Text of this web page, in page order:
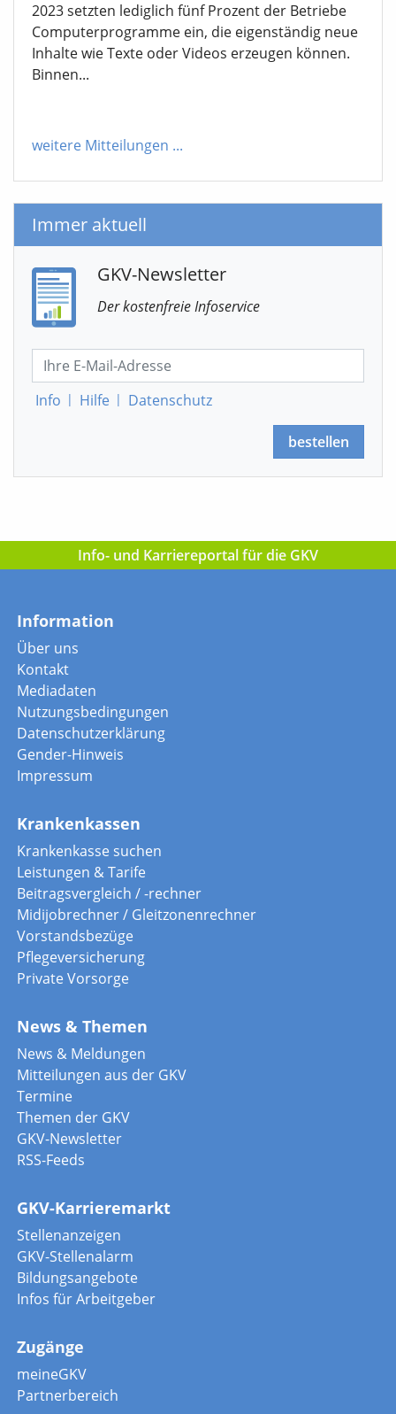
2023 setzten lediglich fünf Prozent der Betriebe
Computerprogramme ein, die eigenständig neue
Inhalte wie Texte oder Videos erzeugen können.
Binnen...
weitere Mitteilungen ...
Immer aktuell
GKV-Newsletter
Der kostenfreie Infoservice
Info | Hilfe | Datenschutz
bestellen
Info- und Karriereportal für die GKV
Information
Über uns
Kontakt
Mediadaten
Nutzungsbedingungen
Datenschutzerklärung
Gender-Hinweis
Impressum
Krankenkassen
Krankenkasse suchen
Leistungen & Tarife
Beitragsvergleich / -rechner
Midijobrechner / Gleitzonenrechner
Vorstandsbezüge
Pflegeversicherung
Private Vorsorge
News & Themen
News & Meldungen
Mitteilungen aus der GKV
Termine
Themen der GKV
GKV-Newsletter
RSS-Feeds
GKV-Karrieremarkt
Stellenanzeigen
GKV-Stellenalarm
Bildungsangebote
Infos für Arbeitgeber
Zugänge
meineGKV
Partnerbereich